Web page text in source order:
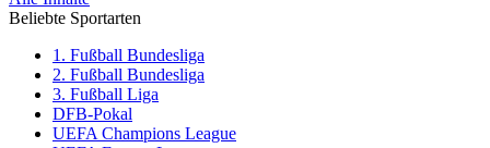
Beliebte Sportarten
1. Fußball Bundesliga
2. Fußball Bundesliga
3. Fußball Liga
DFB-Pokal
UEFA Champions League